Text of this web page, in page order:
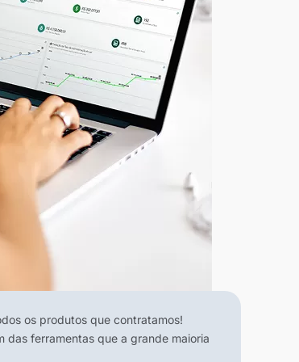
os produtos que contratamos!
das ferramentas que a grande maioria